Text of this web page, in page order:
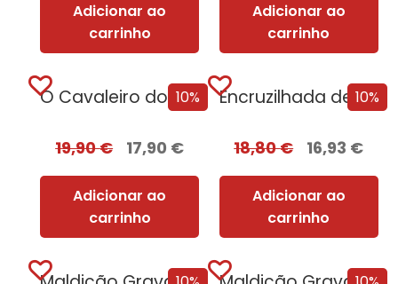
Adicionar ao
carrinho
Adicionar ao
carrinho
10%
O Cavaleiro dos Sete Reinos [Nova Edição]
19,90€ 17,90 €
Adicionar ao
carrinho
10%
Encruzilhada de Corvos
18,80€ 16,93 €
Adicionar ao
carrinho